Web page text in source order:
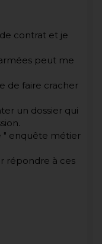
contrat et je
peut me
de faire cracher
un dossier qui
" enquête métier
répondre à ces